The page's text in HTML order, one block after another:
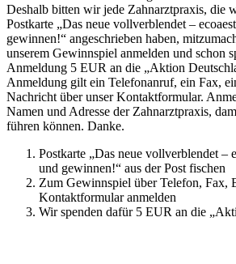
Deshalb bitten wir jede Zahnarztpraxis, die
Postkarte „Das neue vollverblendet –
gewinnen!“ angeschrieben haben,
unserem Gewinnspiel anmelden und schon
Anmeldung 5 EUR an die „Aktion
Anmeldung gilt ein Telefonanruf, ein Fax,
Nachricht über unser Kontaktformular.
Namen und Adresse der Zahnarztpraxis,
führen können. Danke.
Postkarte „Das neue vollverblendet –
und gewinnen!“ aus der Post fischen
Zum Gewinnspiel über Telefon, Fax,
Kontaktformular anmelden
Wir spenden dafür 5 EUR an die